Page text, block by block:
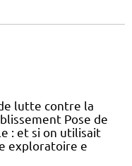
lutte contre la
Pose de
: et si on utilisait
exploratoire e